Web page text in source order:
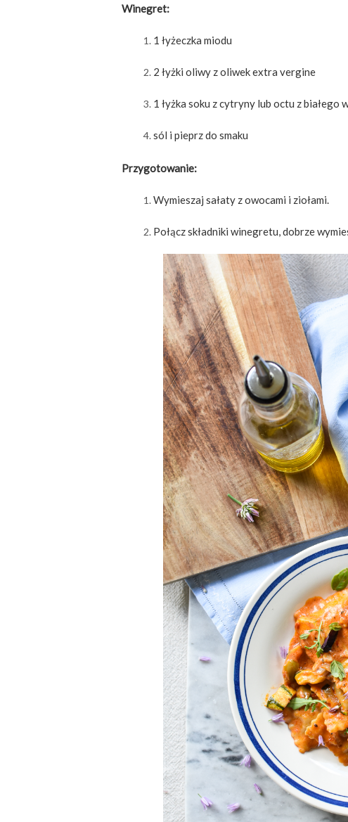
Winegret:
1 łyżeczka miodu
2 łyżki oliwy z oliwek extra vergine
1 łyżka soku z cytryny lub octu z białego
sól i pieprz do smaku
Przygotowanie:
Wymieszaj sałaty z owocami i ziołami.
Połącz składniki winegretu, dobrze